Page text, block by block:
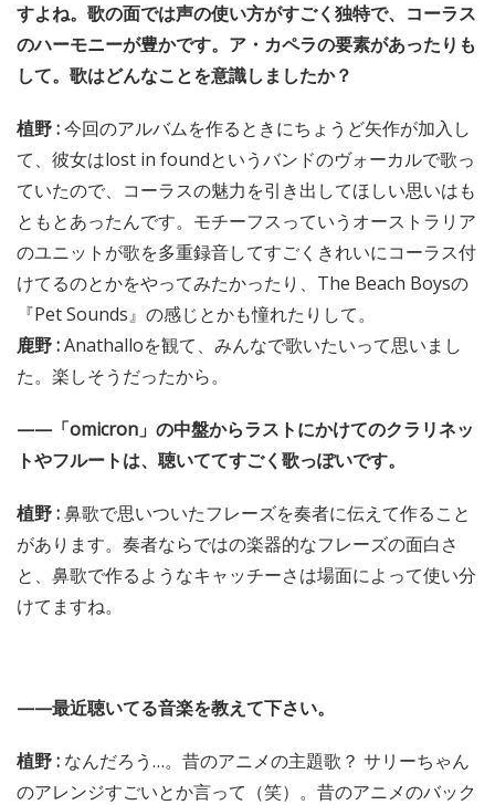
すよね。歌の面では声の使い方がすごく独特で、コーラス
のハーモニーが豊かです。ア・カペラの要素があったりも
して。歌はどんなことを意識しましたか？
植野 :今回のアルバムを作るときにちょうど矢作が加入し
て、彼女はlost in foundというバンドのヴォーカルで歌っ
ていたので、コーラスの魅力を引き出してほしい思いはも
ともとあったんです。モチーフスっていうオーストラリア
のユニットが歌を多重録音してすごくきれいにコーラス付
けてるのとかをやってみたかったり、The Beach Boysの
『Pet Sounds』の感じとかも憧れたりして。
鹿野 :Anathalloを観て、みんなで歌いたいって思いまし
た。楽しそうだったから。
——「omicron」の中盤からラストにかけてのクラリネッ
トやフルートは、聴いててすごく歌っぽいです。
植野 :鼻歌で思いついたフレーズを奏者に伝えて作ること
があります。奏者ならではの楽器的なフレーズの面白さ
と、鼻歌で作るようなキャッチーさは場面によって使い分
けてますね。
——最近聴いてる音楽を教えて下さい。
植野 : なんだろう…。昔のアニメの主題歌？ サリーちゃん
のアレンジすごいとか言って（笑）。昔のアニメのバック